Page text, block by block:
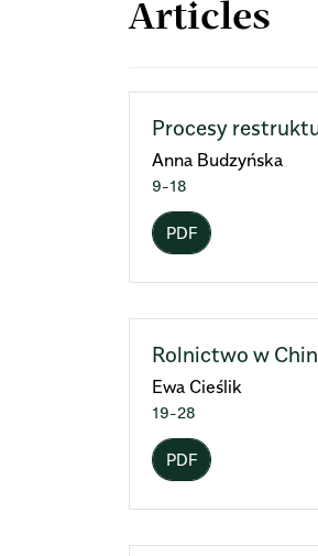
Articles
Procesy
Anna Budzyńska
9-18
PDF
Rolnictwo w
Ewa Cieślik
19-28
PDF